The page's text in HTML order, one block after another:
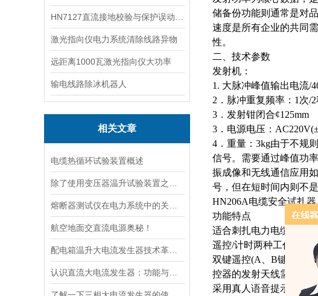
激光指向仪电力系统清除线路异物
远距离1000瓦激光指向仪大功率
输电线路除冰机器人
相关文章
电缆热循环试验装置概述
航空地面交直流电源奥秘！
储备份功能则通常是对
速度是所有企业的共同
性。
二、技术参数
发射机：
1. 大脉冲峰值输出电流/
2．脉冲重复频率：1次/
3．发射钳闭合¢125mm
3．电源电压：
4．重量：3kg由于不规
信号。需要通过峰值功
振成像和无线通信应用
号，但在短时间内则不
HN206A电缆安全试扎
功能特点
适合刺扎电力电缆，刺扎
遥控/计时两种工作模式
双键遥控(A、B键同时
控器的发射天线需拉出
采用真人语音提示与彩